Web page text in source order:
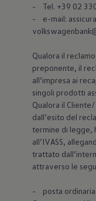
- Tel. +39 02
- e-mail:
Qualora il
preponente, il
all’impresa ai
singoli prodotti
Qualora il
dall’esito del
termine di legge,
all’IVASS,
trattato
attraverso le
- posta ordinaria